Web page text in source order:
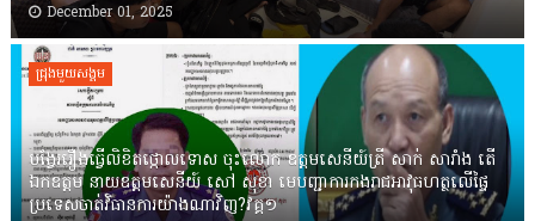
December 01, 2025
ជ្រុងមួយសង្គម
បង្វែររឿងធ្វើលិខិតថ្កោលទោស ចុះលោក ឧត្តមសេនីយ៍ត្រី សាក់ សារាំង តើ
ឯកឧត្តម នាយឧត្តមសេនីយ៍ សៅ សុខា មេបញ្ជាការកងរាជអាវុធហត្ថលើផ្ទៃ
ប្រទេសចាត់វិធានការយ៉ាងណាវិញ?វគ្គ១